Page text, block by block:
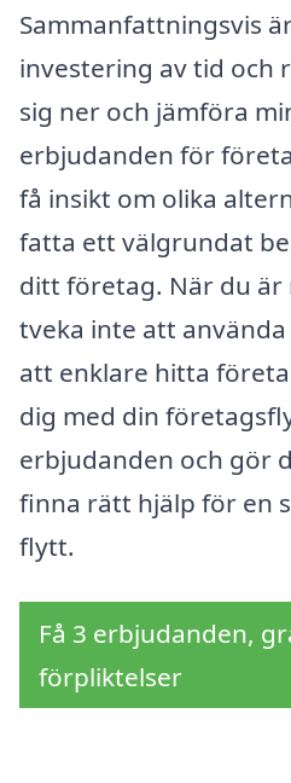
Sammanfattningsvis
investering av tid och
sig ner och jämföra
erbjudanden för
få insikt om olika
fatta ett välgrundat
ditt företag. När du
tveka inte att
att enklare hitta
dig med din
erbjudanden och gör
finna rätt hjälp för en
flytt.
Få 3 erbjudanden,
förpliktelser